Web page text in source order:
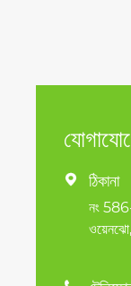
 ঠিকানা
নং 586-
ওয়েনঝো,